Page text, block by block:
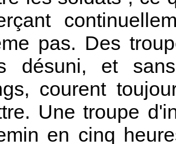
pas. Des
désuni, et
courent
Une troupe
en cinq